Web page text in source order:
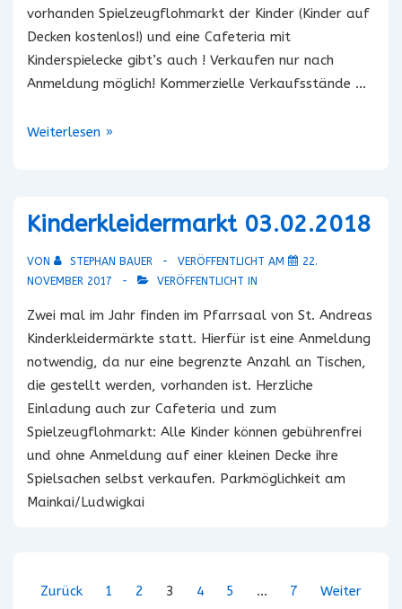
vorhanden Spielzeugflohmarkt der Kinder (Kinder auf
Decken kostenlos!) und eine Cafeteria mit
Kinderspielecke gibt’s auch ! Verkaufen nur nach
Anmeldung möglich! Kommerzielle Verkaufsstände …
9.
Andreas
Weiterlesen »
Kinderkleidermarkt 03.02.2018
VON STEPHAN BAUER VERÖFFENTLICHT AM
22.
NOVEMBER 2017
VERÖFFENTLICHT IN
Zwei mal im Jahr finden im Pfarrsaal von St. Andreas
Kinderkleidermärkte statt. Hierfür ist eine Anmeldung
notwendig, da nur eine begrenzte Anzahl an Tischen,
die gestellt werden, vorhanden ist. Herzliche
Einladung auch zur Cafeteria und zum
Spielzeugflohmarkt: Alle Kinder können gebührenfrei
und ohne Anmeldung auf einer kleinen Decke ihre
Spielsachen selbst verkaufen. Parkmöglichkeit am
Mainkai/Ludwigkai
Seitennummerierung
Zurück 1 2 3 4 5 … 7 Weiter